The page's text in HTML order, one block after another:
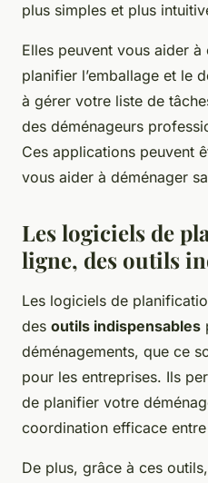
plus simples et plus
Elles peuvent vous aider
planifier l’emballage et le
à gérer votre liste de
des déménageurs
Ces applications peuvent
vous aider à déménager
Les logiciels de
ligne, des outils
Les logiciels de
des outils indispensables
déménagements, que ce
pour les entreprises. Ils
de planifier votre
coordination efficace
De plus, grâce à ces